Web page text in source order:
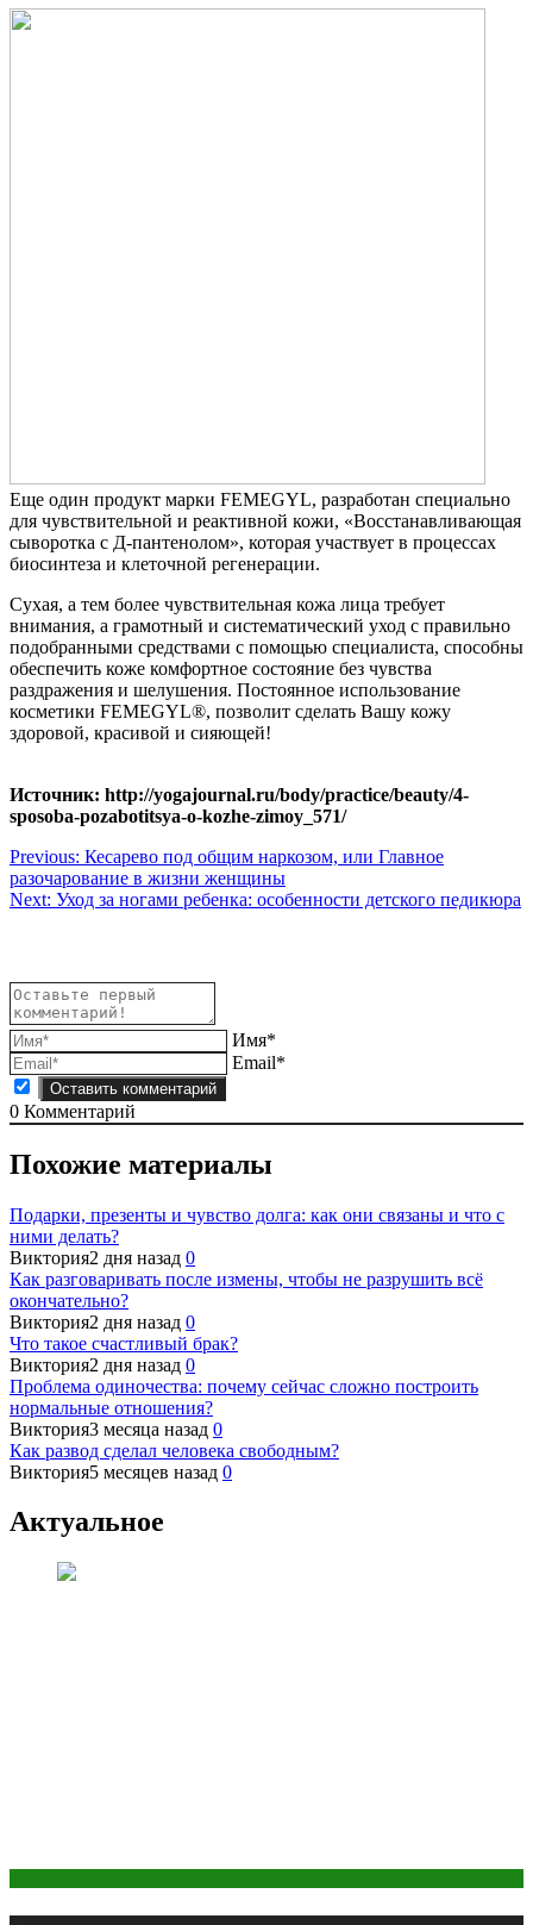
Еще один продукт марки FEMEGYL, разработан специально
для чувствительной и реактивной кожи, «Восстанавливающая
сыворотка с Д-пантенолом», которая участвует в процессах
биосинтеза и клеточной регенерации.
Сухая, а тем более чувствительная кожа лица требует
внимания, а грамотный и систематический уход с правильно
подобранными средствами с помощью специалиста, способны
обеспечить коже комфортное состояние без чувства
раздражения и шелушения. Постоянное использование
косметики FEMEGYL®, позволит сделать Вашу кожу
здоровой, красивой и сияющей!
Источник: http://yogajournal.ru/body/practice/beauty/4-
sposoba-pozabotitsya-o-kozhe-zimoy_571/
Навигация
по
Previous: Кесарево под общим наркозом, или Главное
разочарование в жизни женщины
Next: Уход за ногами ребенка: особенности детского педикюра
Имя*
Email*
0 Комментарий
Похожие материалы
Подарки, презенты и чувство долга: как они связаны и что с
ними делать?
Виктория2 дня назад 0
Как разговаривать после измены, чтобы не разрушить всё
окончательно?
Виктория2 дня назад 0
Что такое счастливый брак?
Виктория2 дня назад 0
Проблема одиночества: почему сейчас сложно построить
нормальные отношения?
Виктория3 месяца назад 0
Как развод сделал человека свободным?
Виктория5 месяцев назад 0
Актуальное